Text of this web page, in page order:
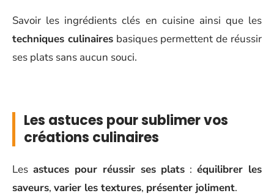
Savoir les ingrédients clés en cuisine ainsi que les
techniques culinairesbasiques permettent de réussir
ses plats sans aucun souci.
Les astuces pour sublimer vos
créations culinaires
Les astuces pour réussir ses plats :équilibrer les
saveurs, varier les textures, présenter joliment.